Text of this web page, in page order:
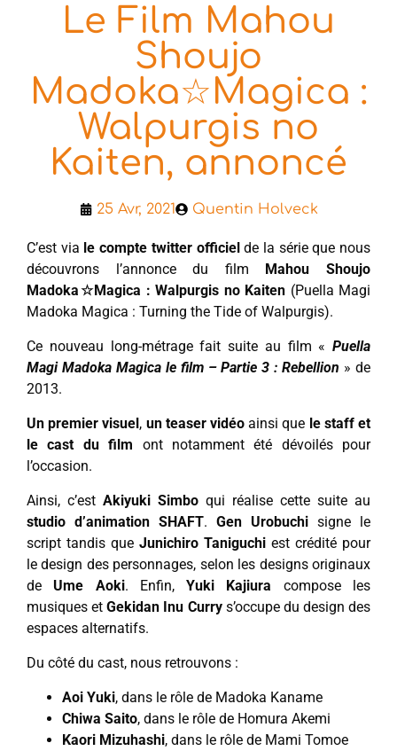
Le Film Mahou
Shoujo
Madoka☆Magica :
Walpurgis no
Kaiten, annoncé
25 Avr, 2021 Quentin Holveck
C’est via le compte twitter officielde la série que nous
découvrons l’annonce du film Mahou Shoujo
Madoka☆Magica : Walpurgis no Kaiten (Puella Magi
Madoka Magica : Turning the Tide of Walpurgis).
Ce nouveau long-métrage fait suite au film « Puella
Magi Madoka Magica le film – Partie 3 : Rebellion » de
2013.
Un premier visuel, un teaser vidéo ainsi que le staff et
le cast du film ont notamment été dévoilés pour
l’occasion.
Ainsi, c’est Akiyuki Simbo qui réalise cette suite au
studio d’animation SHAFT. Gen Urobuchi signe le
script tandis que Junichiro Taniguchi est crédité pour
le design des personnages, selon les designs originaux
de Ume Aoki. Enfin,Yuki Kajiura compose les
musiques etGekidan Inu Currys’occupe du design des
espaces alternatifs.
Du côté du cast, nous retrouvons :
Aoi Yuki, dans le rôle de Madoka Kaname
Chiwa Saito, dans le rôle de Homura Akemi
Kaori Mizuhashi, dans le rôle de Mami Tomoe